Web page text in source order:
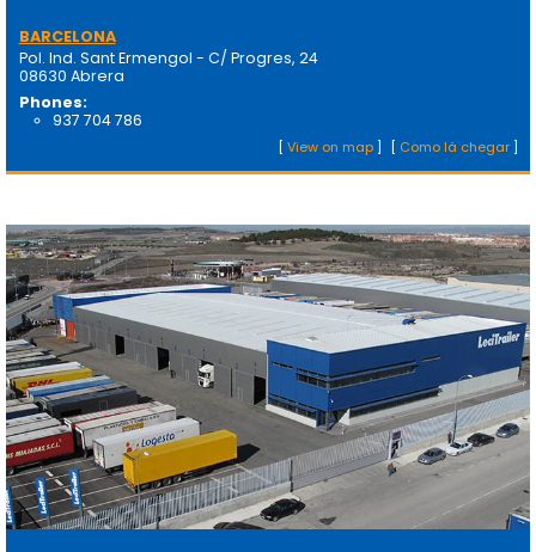
BARCELONA
Pol. Ind. Sant Ermengol - C/ Progres, 24
08630 Abrera
Phones:
937 704 786
[ Como lá chegar]
[ View on map]